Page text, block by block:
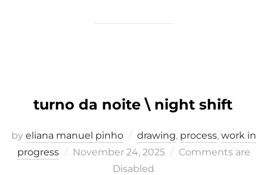
turno da noite \ night shift
by eliana manuel pinho drawing, process, work in
progress
Posted
November 24, 2025
Comments are
Disabled